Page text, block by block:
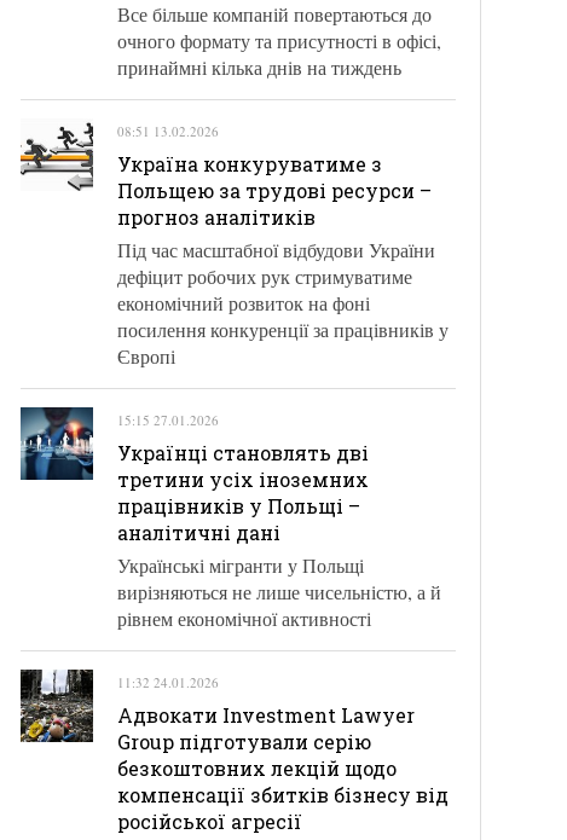
Все більше компаній повертаються до
очного формату та присутності в офісі,
принаймні кілька днів на тиждень
08:51 13.02.2026
Україна конкуруватиме з
Польщею за трудові ресурси –
прогноз аналітиків
Під час масштабної відбудови України
дефіцит робочих рук стримуватиме
економічний розвиток на фоні
посилення конкуренції за працівників у
Європі
15:15 27.01.2026
Українці становлять дві
третини усіх іноземних
працівників у Польщі –
аналітичні дані
Українські мігранти у Польщі
вирізняються не лише чисельністю, а й
рівнем економічної активності
11:32 24.01.2026
Адвокати Investment Lawyer
Group підготували серію
безкоштовних лекцій щодо
компенсації збитків бізнесу від
російської агресії